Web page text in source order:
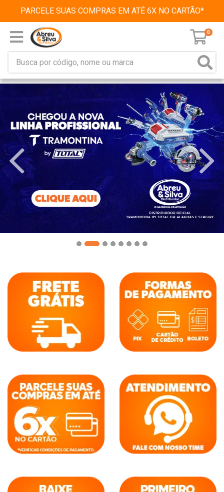
PARCELE SUAS COMPRAS EM ATÉ 6X NO CARTÃO*
0